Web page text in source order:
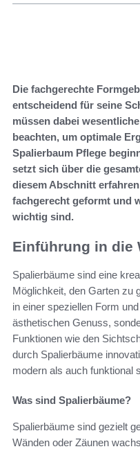
Die fachgerechte
entscheidend für seine
müssen dabei
beachten, um optimale
Spalierbaum Pflege
setzt sich über die
diesem Abschnitt
fachgerecht geformt und
wichtig sind.
Einführung in die
Spalierbäume sind eine
Möglichkeit, den Garten zu
in einer speziellen Form
ästhetischen Genuss,
Funktionen wie den
durch Spalierbäume
modern als auch funktional
Was sind Spalierbäume?
Spalierbäume sind gezielt
Wänden oder Zäunen